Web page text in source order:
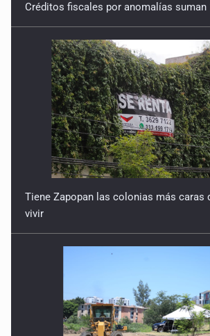
Créditos fiscales por anomalías suman
Tiene Zapopan las colonias más caras
vivir